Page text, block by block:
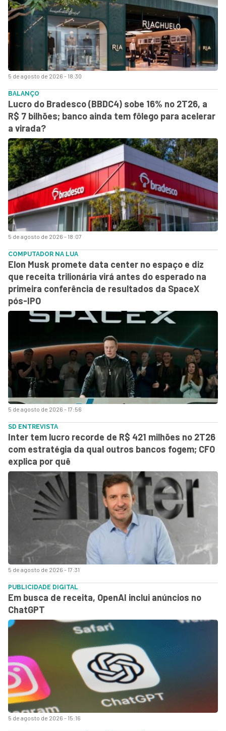
5 de agosto de 2026 - 18:30
5 de agosto de 2026 - 18:07
BALANÇO
Lucro do Bradesco (BBDC4) sobe 16% no 2T26, a
R$ 7 bilhões; banco ainda tem fôlego para acelerar
a virada?
5 de agosto de 2026 - 17:56
COMPUTADOR NA LUA
Elon Musk promete data center no espaço e diz
que receita trilionária virá antes do esperado na
primeira conferência de resultados da SpaceX
pós-IPO
5 de agosto de 2026 - 17:31
SD ENTREVISTA
Inter tem lucro recorde de R$ 421 milhões no 2T26
com estratégia da qual outros bancos fogem; CFO
explica por quê
5 de agosto de 2026 - 15:16
PUBLICIDADE DIGITAL
Em busca de receita, OpenAI inclui anúncios no
ChatGPT